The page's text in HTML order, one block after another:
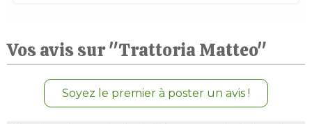
Vos avis sur "Trattoria Matteo"
Soyez le premier à poster un avis !